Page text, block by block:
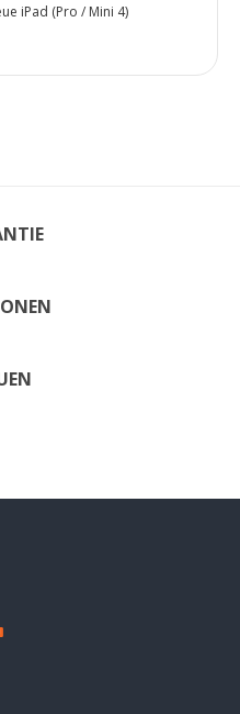
iPad (Pro / Mini 4)